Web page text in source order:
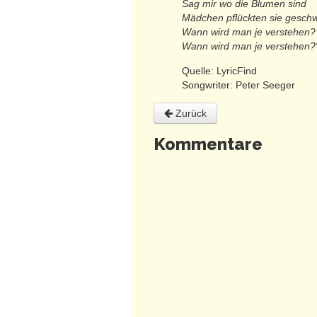
Sag mir wo die Blumen sind
Mädchen pflückten sie
Wann wird man je verstehen?
Wann wird man je
Quelle: LyricFind
Songwriter: Peter Seeger
Zurück
Kommentare